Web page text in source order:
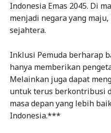
Indonesia Emas 2045. Di
menjadi negara yang
sejahtera.
Inklusi Pemuda berharap
hanya memberikan
Melainkan juga dapat
untuk terus berkontribusi
masa depan yang lebih
Indonesia.***